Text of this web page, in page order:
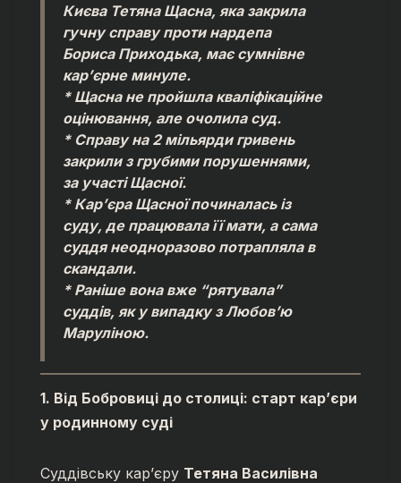
Києва Тетяна Щасна, яка закрила
гучну справу проти нардепа
Бориса Приходька, має сумнівне
кар’єрне минуле.
* Щасна не пройшла кваліфікаційне
оцінювання, але очолила суд.
* Справу на 2 мільярди гривень
закрили з грубими порушеннями,
за участі Щасної.
* Кар’єра Щасної починалась із
суду, де працювала її мати, а сама
суддя неодноразово потрапляла в
скандали.
* Раніше вона вже “рятувала”
суддів, як у випадку з Любов’ю
Маруліною.
1. Від Бобровиці до столиці: старт кар’єри
у родинному суді
Суддівську кар’єру Тетяна Василівна